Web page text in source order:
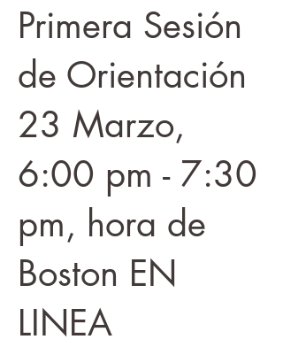
Primera Sesión
de Orientación
23 Marzo,
6:00 pm - 7:30
pm, hora de
Boston EN
LINEA